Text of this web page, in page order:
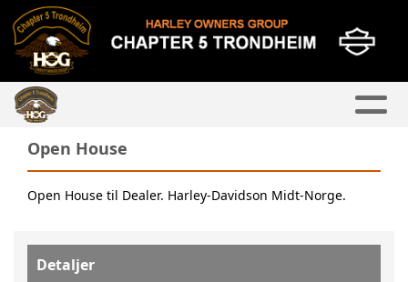
Open House
Open House til Dealer. Harley-Davidson Midt-Norge.
Detaljer